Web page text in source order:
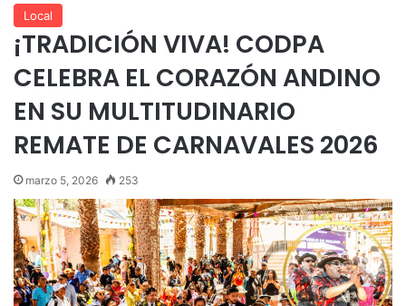
Local
¡TRADICIÓN VIVA! CODPA
CELEBRA EL CORAZÓN ANDINO
EN SU MULTITUDINARIO
REMATE DE CARNAVALES 2026
marzo 5, 2026 253